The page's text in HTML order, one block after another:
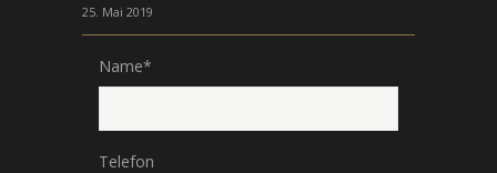
25. Mai 2019
Name*
Telefon